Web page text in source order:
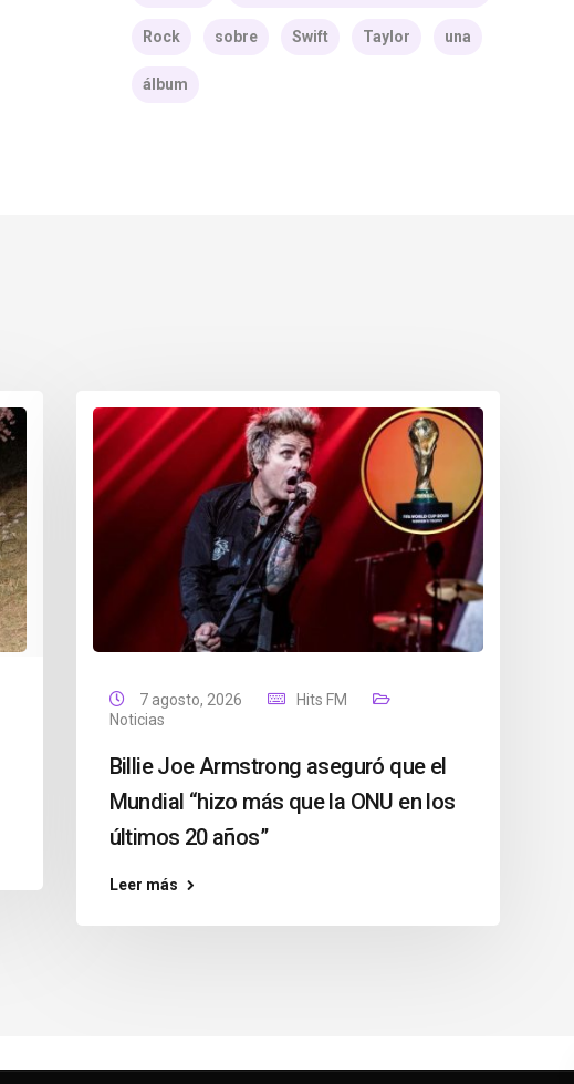
Rock sobre Swift Taylor una
álbum
7 agosto, 2026
Hits FM
Noticias
Billie Joe Armstrong aseguró que el
Mundial “hizo más que la ONU en los
últimos 20 años”
Leer más